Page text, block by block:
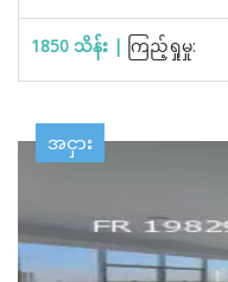
1850 သိန်း | ကြည့်ရှုမှု:
အငှား